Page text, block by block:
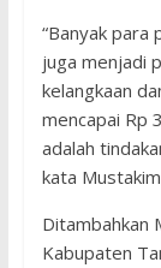
“Banyak para
juga menjadi
kelangkaan
mencapai Rp
adalah
kata
Ditambahkan
Kabupaten